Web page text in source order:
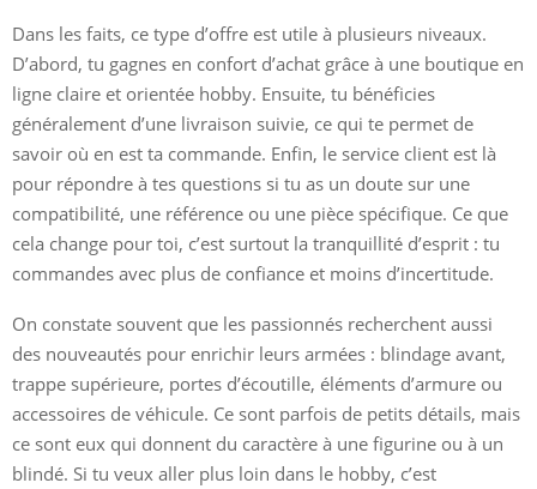
Dans les faits, ce type d’offre est utile à plusieurs niveaux.
D’abord, tu gagnes en confort d’achat grâce à une boutique en
ligne claire et orientée hobby. Ensuite, tu bénéficies
généralement d’une livraison suivie, ce qui te permet de
savoir où en est ta commande. Enfin, le service client est là
pour répondre à tes questions si tu as un doute sur une
compatibilité, une référence ou une pièce spécifique. Ce que
cela change pour toi, c’est surtout la tranquillité d’esprit : tu
commandes avec plus de confiance et moins d’incertitude.
On constate souvent que les passionnés recherchent aussi
des nouveautés pour enrichir leurs armées : blindage avant,
trappe supérieure, portes d’écoutille, éléments d’armure ou
accessoires de véhicule. Ce sont parfois de petits détails, mais
ce sont eux qui donnent du caractère à une figurine ou à un
blindé. Si tu veux aller plus loin dans le hobby, c’est